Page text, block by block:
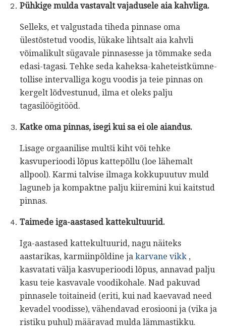
Pühkige mulda vastavalt vajadusele aia kahvliga.
Selleks, et valgustada tiheda pinnase oma
ülestõstetud voodis, lükake lihtsalt aia kahvli
võimalikult sügavale pinnasesse ja tõmmake seda
edasi-tagasi. Tehke seda kaheksa-kaheteistkümne-
tollise intervalliga kogu voodis ja teie pinnas on
kergelt lõdvestunud, ilma et oleks palju
tagasilöögitööd.
Katke oma pinnas, isegi kui sa ei ole aiandus.
Lisage orgaanilise multši kiht või tehke
kasvuperioodi lõpus kattepõllu (loe lähemalt
allpool). Karmi talvise ilmaga kokkupuutuv muld
laguneb ja kompaktne palju kiiremini kui kaitstud
pinnas.
Taimede iga-aastased kattekultuurid.
Iga-aastased kattekultuurid, nagu näiteks
aastarikas, karmiinpõldine ja karvane vikk ,
kasvatati välja kasvuperioodi lõpus, annavad palju
kasu teie kasvavale voodikohale. Nad pakuvad
pinnasele toitaineid (eriti, kui nad kaevavad need
kevadel voodisse), vähendavad erosiooni ja (vika ja
ristiku puhul) määravad mulda lämmastikku.